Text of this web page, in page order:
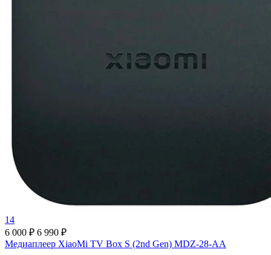
14
6 000 ₽ 6 990 ₽
Медиаплеер XiaoMi TV Box S (2nd Gen) MDZ-28-AA